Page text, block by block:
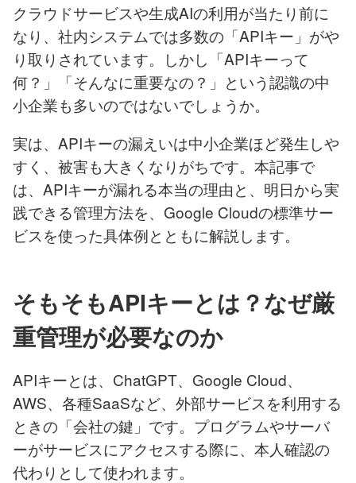
クラウドサービスや生成AIの利用が当たり前に
なり、社内システムでは多数の「APIキー」がや
り取りされています。しかし「APIキーって
何？」「そんなに重要なの？」という認識の中
小企業も多いのではないでしょうか。
実は、APIキーの漏えいは中小企業ほど発生しや
すく、被害も大きくなりがちです。本記事で
は、APIキーが漏れる本当の理由と、明日から実
践できる管理方法を、Google Cloudの標準サー
ビスを使った具体例とともに解説します。
そもそもAPIキーとは？なぜ厳
重管理が必要なのか
APIキーとは、ChatGPT、Google Cloud、
AWS、各種SaaSなど、外部サービスを利用する
ときの「会社の鍵」です。プログラムやサーバ
ーがサービスにアクセスする際に、本人確認の
代わりとして使われます。